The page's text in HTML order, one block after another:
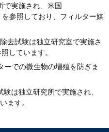
で実施され、米国
参照しており、フィルター媒
去試験は独立研究室で実施さ
しています。
での微生物の増殖を防ぎま
は独立研究所で実施され、
ます。